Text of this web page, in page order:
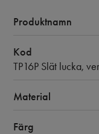
Produktnamn
Kod
TP16P Slät lucka,
Material
Färg